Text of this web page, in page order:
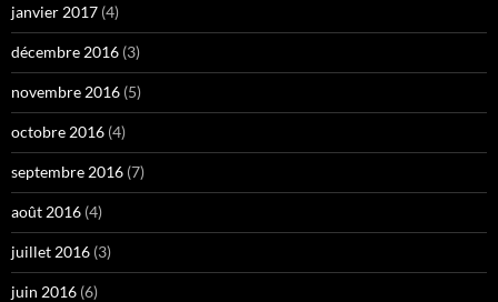
janvier 2017 (4)
décembre 2016 (3)
novembre 2016 (5)
octobre 2016 (4)
septembre 2016 (7)
août 2016 (4)
juillet 2016 (3)
juin 2016 (6)